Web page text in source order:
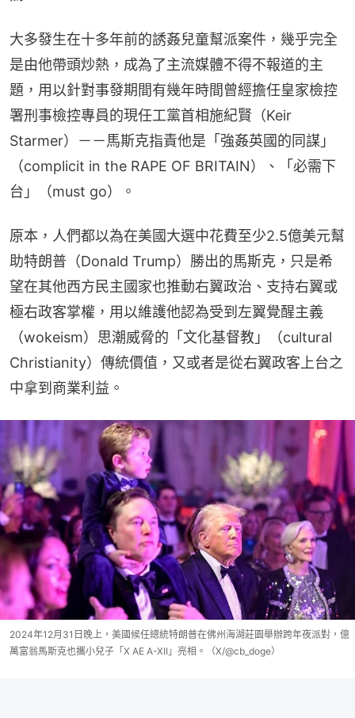
大多發生在十多年前的誘姦兒童幫派案件，幾乎完全
是由他帶頭炒熱，成為了主流媒體不得不報道的主
題，用以針對事發期間有幾年時間曾經擔任皇家檢控
署刑事檢控專員的現任工黨首相施紀賢（Keir
Starmer）－－馬斯克指責他是「強姦英國的同謀」
（complicit in the RAPE OF BRITAIN）、「必需下
台」（must go）。
原本，人們都以為在美國大選中花費至少2.5億美元幫
助特朗普（Donald Trump）勝出的馬斯克，只是希
望在其他西方民主國家也推動右翼政治、支持右翼或
極右政客掌權，用以維護他認為受到左翼覺醒主義
（wokeism）思潮威脅的「文化基督教」（cultural
Christianity）傳統價值，又或者是從右翼政客上台之
中拿到商業利益。
2024年12月31日晚上，美國候任總統特朗普在佛州海湖莊園舉辦跨年夜派對，億
萬富翁馬斯克也攜小兒子「X AE A-XII」亮相。（X/@cb_doge）